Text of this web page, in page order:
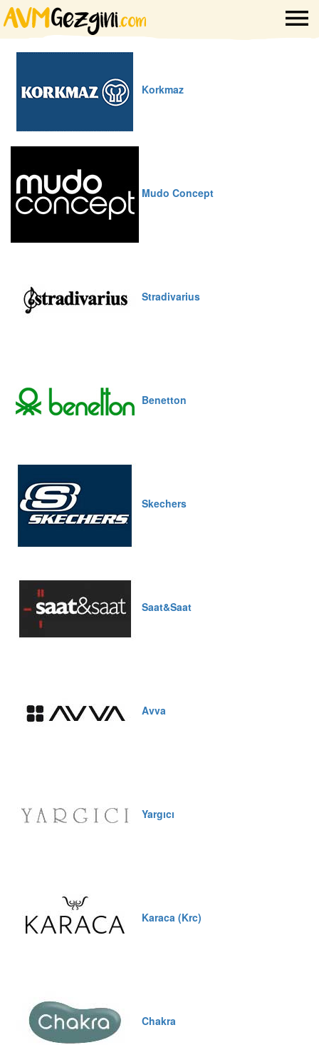
Korkmaz
Mudo Concept
Stradivarius
Benetton
Skechers
Saat&Saat
Avva
Yargıcı
Karaca (Krc)
Chakra